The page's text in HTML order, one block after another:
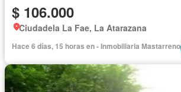
$ 106.000
Ciudadela La Fae, La Atarazana
Hace 6 días, 15 horas en - Inmobiliaria Mastarreno